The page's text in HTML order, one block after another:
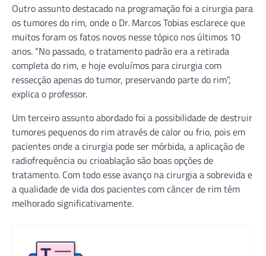
Outro assunto destacado na programação foi a cirurgia para
os tumores do rim, onde o Dr. Marcos Tobias esclarece que
muitos foram os fatos novos nesse tópico nos últimos 10
anos. “No passado, o tratamento padrão era a retirada
completa do rim, e hoje evoluímos para cirurgia com
ressecção apenas do tumor, preservando parte do rim”,
explica o professor.
Um terceiro assunto abordado foi a possibilidade de destruir
tumores pequenos do rim através de calor ou frio, pois em
pacientes onde a cirurgia pode ser mórbida, a aplicação de
radiofrequência ou crioablação são boas opções de
tratamento. Com todo esse avanço na cirurgia a sobrevida e
a qualidade de vida dos pacientes com câncer de rim têm
melhorado significativamente.